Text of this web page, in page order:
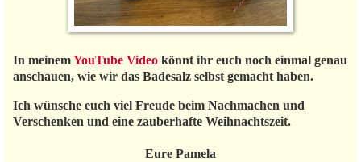
In meinemYouTube Video könnt ihr euch noch einmal genau
anschauen, wie wir das Badesalz selbst gemacht haben.
Ich wünsche euch viel Freude beim Nachmachen und
Verschenken und eine zauberhafte Weihnachtszeit.
Eure Pamela